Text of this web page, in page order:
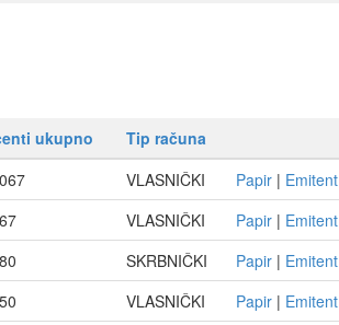
ukupno
Tip računa
VLASNIČKI Papir | Emitent
VLASNIČKI Papir | Emitent
SKRBNIČKI Papir | Emitent
VLASNIČKI Papir | Emitent